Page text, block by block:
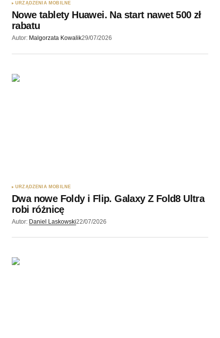
URZĄDZENIA MOBILNE
Nowe tablety Huawei. Na start nawet 500 zł
rabatu
Autor: Malgorzata Kowalik29/07/2026
URZĄDZENIA MOBILNE
Dwa nowe Foldy i Flip. Galaxy Z Fold8 Ultra
robi różnicę
Autor: Daniel Laskowski22/07/2026